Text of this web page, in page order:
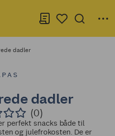
dadler
dadler
(0)
perfekt snacks både til
og julefrokosten. De er